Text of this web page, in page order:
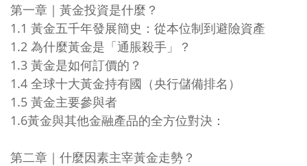
第一章｜黃金投資是什麼？
1.1 黃金五千年發展簡史：從本位制到避險資產
1.2 為什麼黃金是「通脹殺手」？
1.3 黃金是如何訂價的？
1.4 全球十大黃金持有國（央行儲備排名）
1.5 黃金主要參與者
1.6黃金與其他金融產品的全方位對決：
第二章｜什麼因素主宰黃金走勢？